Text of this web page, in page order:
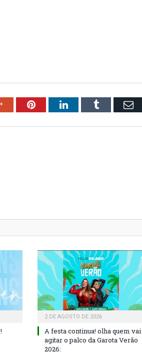
Google+PinterestLinkedInTumblr
2 DE AGOSTO DE 2026
A festa continua! olha quem vai
agitar o palco da Garota Verão
2026: